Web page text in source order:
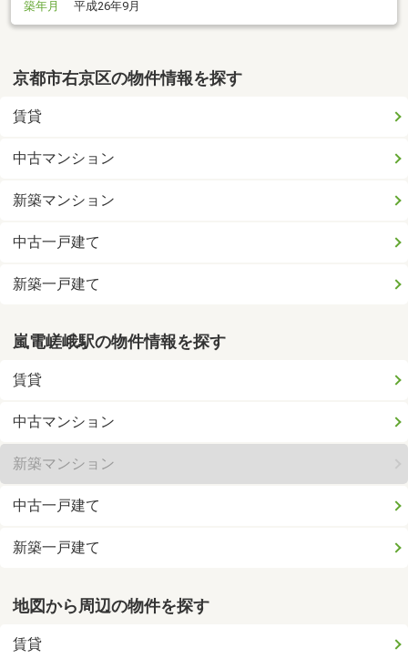
築年月 平成26年9月
京都市右京区の物件情報を探す
賃貸
中古マンション
新築マンション
中古一戸建て
新築一戸建て
嵐電嵯峨駅の物件情報を探す
賃貸
中古マンション
新築マンション
中古一戸建て
新築一戸建て
地図から周辺の物件を探す
賃貸